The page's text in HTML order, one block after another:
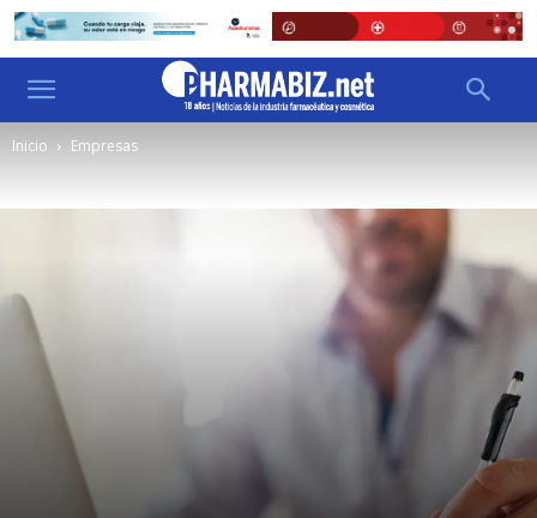
Inicio Empresas